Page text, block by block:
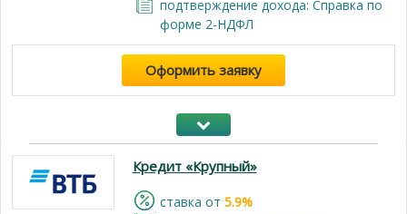
подтверждение дохода: Справка по
форме 2-НДФЛ
Оформить заявку
Кредит «Крупный»
cтавка от 5.9%